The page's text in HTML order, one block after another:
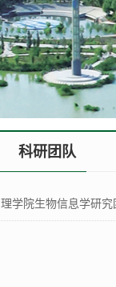
科研团队
理学院生物信息学研